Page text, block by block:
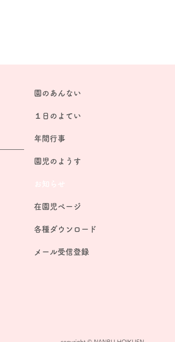
園のあんない
１日のよてい
年間行事
園児のようす
在園児ページ
各種ダウンロード
メール受信登録